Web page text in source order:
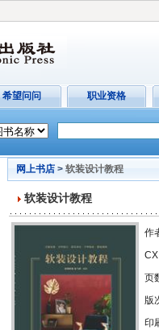
希望问问 职业资格
网上书店 > 软装设计教程
软装设计教程
作
页
版
印